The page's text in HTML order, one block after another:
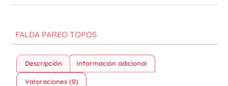
FALDA PAREO TOPOS
Descripción Información adicional
Valoraciones (0)